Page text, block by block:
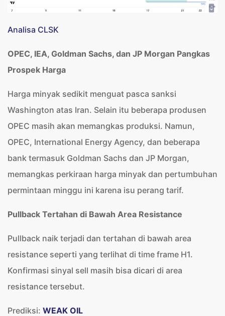
Analisa CLSK
OPEC, IEA, Goldman Sachs, dan JP Morgan Pangkas
Prospek Harga
Harga minyak sedikit menguat pasca sanksi
Washington atas Iran. Selain itu beberapa produsen
OPEC masih akan memangkas produksi. Namun,
OPEC, International Energy Agency, dan beberapa
bank termasuk Goldman Sachs dan JP Morgan,
memangkas perkiraan harga minyak dan pertumbuhan
permintaan minggu ini karena isu perang tarif.
Pullback Tertahan di Bawah Area Resistance
Pullback naik terjadi dan tertahan di bawah area
resistance seperti yang terlihat di time frame H1.
Konfirmasi sinyal sell masih bisa dicari di area
resistance tersebut.
Prediksi: WEAK OIL